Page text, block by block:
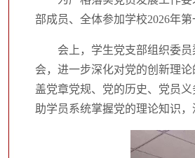
部成员、全体参加学校2026年
会上，学生党支部组织委
会，进一步深化对党的创新理
盖党章党规、党的历史、党员
助学员系统掌握党的理论知识